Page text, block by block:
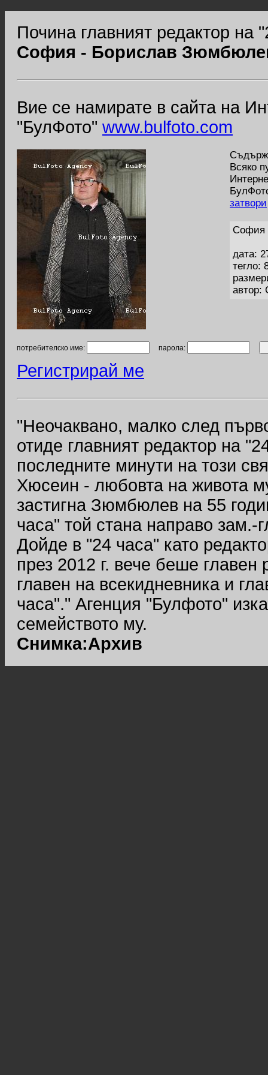
Почина главният редактор
София - Борислав
Вие се намирате в сайта на
"БулФото" www.bulfoto.com
Всяко
затвори
София
дата:
тегло:
автор:
потребителско име: парола:
Регистрирай ме
"Неочаквано, малко след
отиде главният редактор на
последните минути на този
Хюсеин - любовта на живота
застигна Зюмбюлев на 55
часа" той стана направо зам.-
Дойде в "24 часа" като
през 2012 г. вече беше
главен на всекидневника и
часа"." Агенция "Булфото"
семейството му.
Снимка:Архив